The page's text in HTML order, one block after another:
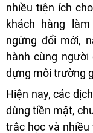
nhiều tiện ích
khách hàng
ngừng đổi mới,
hành cùng
dựng môi trường
Hiện nay, các
dùng tiền mặt,
trắc học và